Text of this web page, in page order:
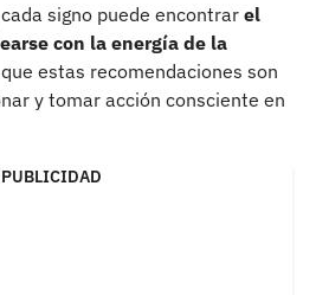
signo puede encontrar el
con la energía de la
estas recomendaciones son
y tomar acción consciente en
PUBLICIDAD